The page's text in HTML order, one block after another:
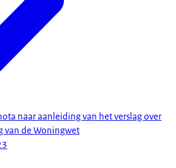
naar aanleiding van het verslag over
van de Woningwet